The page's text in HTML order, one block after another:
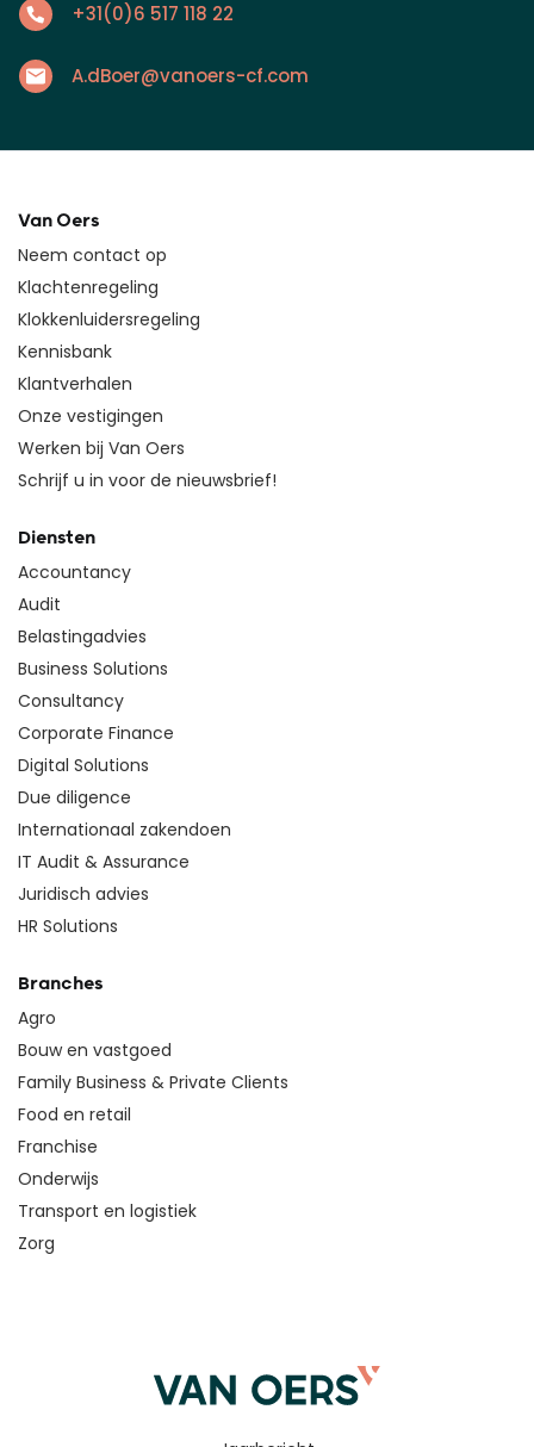
+31(0)6 517 118 22
A.dBoer@vanoers-cf.com
Van Oers
Neem contact op
Klachtenregeling
Klokkenluidersregeling
Kennisbank
Klantverhalen
Onze vestigingen
Werken bij Van Oers
Schrijf u in voor de nieuwsbrief!
Diensten
Accountancy
Audit
Belastingadvies
Business Solutions
Consultancy
Corporate Finance
Digital Solutions
Due diligence
Internationaal zakendoen
IT Audit & Assurance
Juridisch advies
HR Solutions
Branches
Agro
Bouw en vastgoed
Family Business & Private Clients
Food en retail
Franchise
Onderwijs
Transport en logistiek
Zorg